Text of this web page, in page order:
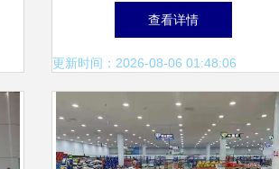
安奈优让你一切无忧！商品交
易中心火爆开启
查看详情
更新时间：2026-08-06 01:48:06